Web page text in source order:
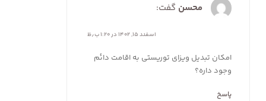
محسن گفت:
اسفند ۱۵, ۱۴۰۲ در ۱:۲۰ ب٫ظ
امکان تبدیل ویزای توریستی به اقامت دائم
وجود داره؟
پاسخ